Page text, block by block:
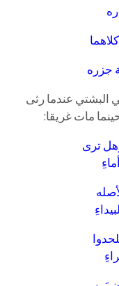
جزره
البشتي عندما رثى
مات غريقا:
ترى